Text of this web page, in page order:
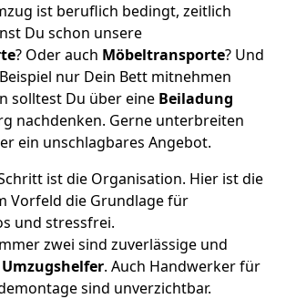
ist beruflich bedingt, zeitlich
Du schon unsere
? Oder auch Möbeltransporte? Und
nur Dein Bett mitnehmen
solltest Du über eine Beiladung
nachdenken. Gerne unterbreiten
ein unschlagbares Angebot.
ist die Organisation. Hier ist die
Vorfeld die Grundlage für
und stressfrei.
zwei sind zuverlässige und
Umzugshelfer. Auch Handwerker für
sind unverzichtbar.